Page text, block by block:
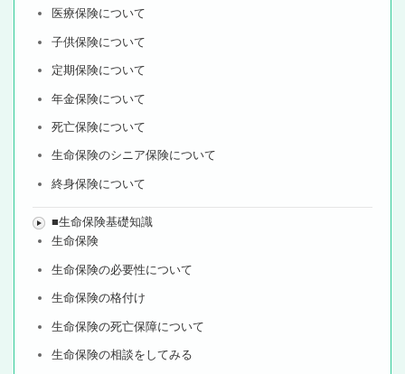
医療保険について
子供保険について
定期保険について
年金保険について
死亡保険について
生命保険のシニア保険について
終身保険について
■生命保険基礎知識
生命保険
生命保険の必要性について
生命保険の格付け
生命保険の死亡保障について
生命保険の相談をしてみる